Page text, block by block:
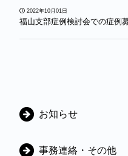
2022年10月01日
福山支部症例検討会での症例
カ
ゴ
お知らせ
事務連絡・その他